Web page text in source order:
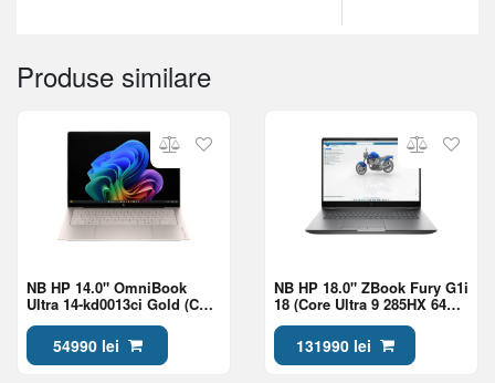
Produse similare
NB HP 14.0" OmniBook
Ultra 14-kd0013ci Gold (Core
Ultra 7 356H 32Gb 1Tb Win
11) 54990 lei
NB HP 18.0" ZBook Fury G1i
18 (Core Ultra 9 285HX 64Gb
2Tb RTX Pro 2000 8Gb Win
11) 131990 lei